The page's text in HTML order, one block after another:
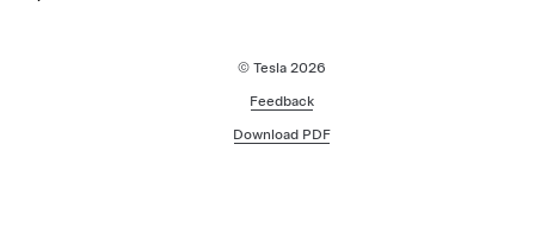
© Tesla 2026
Feedback
Download PDF